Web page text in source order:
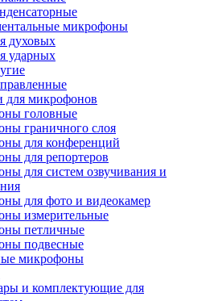
микрофоны
духовых
ударных
для микрофонов
головные
граничного слоя
для конференций
для репортеров
для систем озвучивания и
для фото и видеокамер
измерительные
петличные
подвесные
микрофоны
и комплектующие для